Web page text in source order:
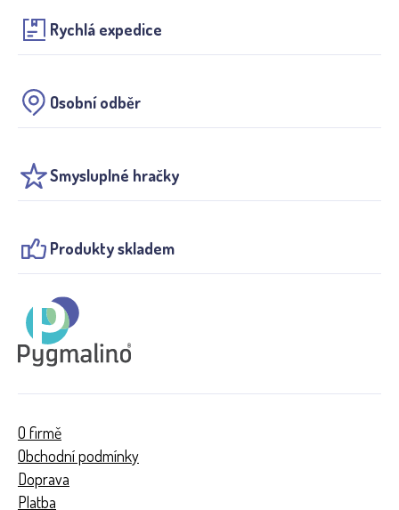
Rychlá expedice
Osobní odběr
Smysluplné hračky
Produkty skladem
O firmě
Obchodní podmínky
Doprava
Platba